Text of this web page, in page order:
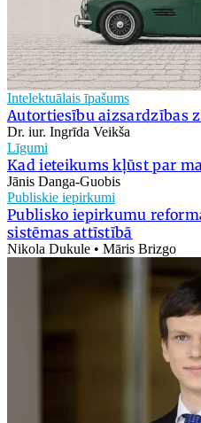
Intelektuālais īpašums
Autortiesību aizsardzības
Dr. iur. Ingrīda Veikša
Līgumi
Kad ieteikums kļūst par
Jānis Danga-Guobis
Publiskie iepirkumi
Publisko iepirkumu
sistēmas attīstībā
Nikola Dukule • Māris Brizgo